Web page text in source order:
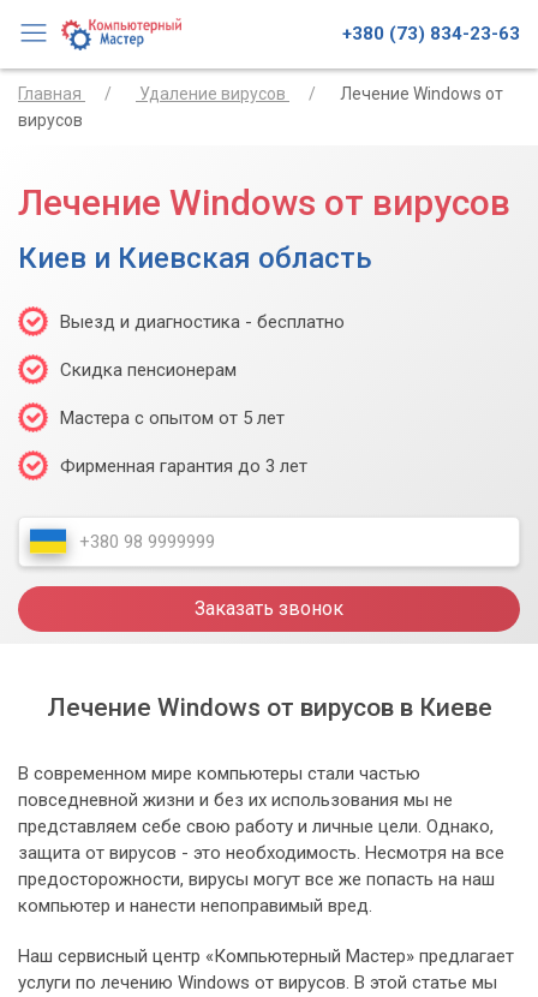
+380 (73) 834-23-63
Главная Удаление вирусов
Лечение Windows от
вирусов
Лечение Windows от вирусов
Киев и Киевская область
Выезд и диагностика - бесплатно
Скидка пенсионерам
Мастера с опытом от 5 лет
Фирменная гарантия до 3 лет
Заказать звонок
Лечение Windows от вирусов в Киеве
В современном мире компьютеры стали частью
повседневной жизни и без их использования мы не
представляем себе свою работу и личные цели. Однако,
защита от вирусов - это необходимость. Несмотря на все
предосторожности, вирусы могут все же попасть на наш
компьютер и нанести непоправимый вред.
Наш сервисный центр «Компьютерный Мастер» предлагает
услуги по лечению Windows от вирусов. В этой статье мы